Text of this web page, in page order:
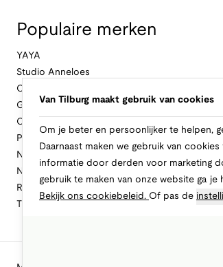
Populaire merken
YAYA
Studio Anneloes
Cambio
Geisha
Cast Iron
Profuomo
No Excess
New Balance
Rinascimento
Tramontana
Van Tilburg maakt gebruik van cookies
Om je beter en persoonlijker te helpen,
Daarnaast maken we gebruik van
informatie door derden voor marketing
gebruik te maken van onze website ga je
Bekijk ons cookiebeleid. Of pas de